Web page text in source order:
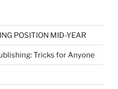
POSITION MID-YEAR
Tricks for Anyone